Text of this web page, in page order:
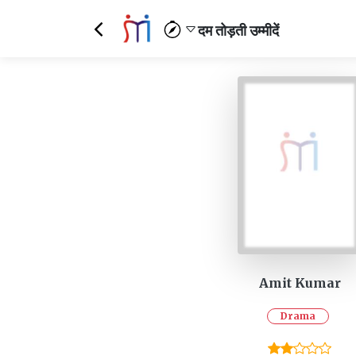
दम तोड़ती उम्मीदें
Amit Kumar
Drama